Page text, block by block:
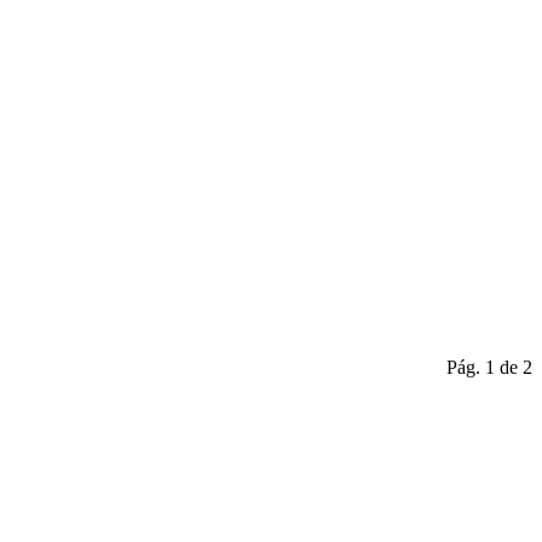
Pág. 1 de 2